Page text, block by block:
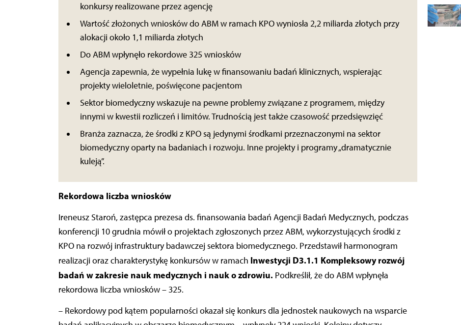
konkursy realizowane przez agencję
Wartość złożonych wniosków do ABM w ramach KPO wyniosła 2,2 miliarda złotych przy
alokacji około 1,1 miliarda złotych
Do ABM wpłynęło rekordowe 325 wniosków
Agencja zapewnia, że wypełnia lukę w finansowaniu badań klinicznych, wspierając
projekty wieloletnie, poświęcone pacjentom
Sektor biomedyczny wskazuje na pewne problemy związane z programem, między
innymi w kwestii rozliczeń i limitów. Trudnością jest także czasowość przedsięwzięć
Branża zaznacza, że środki z KPO są jedynymi środkami przeznaczonymi na sektor
biomedyczny oparty na badaniach i rozwoju. Inne projekty i programy „dramatycznie
kuleją”.
Rekordowa liczba wniosków
Ireneusz Staroń, zastępca prezesa ds. finansowania badań Agencji Badań Medycznych, podczas
konferencji 10 grudnia mówił o projektach zgłoszonych przez ABM, wykorzystujących środki z
KPO na rozwój infrastruktury badawczej sektora biomedycznego. Przedstawił harmonogram
realizacji oraz charakterystykę konkursów w ramach Inwestycji D3.1.1 Kompleksowy rozwój
badań w zakresie nauk medycznych i nauk o zdrowiu. Podkreślił, że do ABM wpłynęła
rekordowa liczba wniosków – 325.
– Rekordowy pod kątem popularności okazał się konkurs dla jednostek naukowych na wsparcie